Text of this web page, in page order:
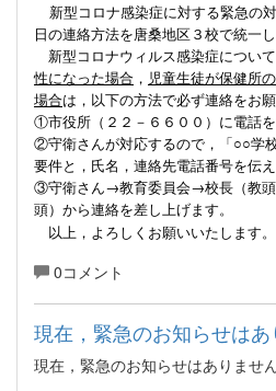
新型コロナ感染症に対する緊急の
日の連絡方法を唐桑地区３校で統一
新型コロナウィルス感染症について
性になった場合 ， 児童生徒が保健所
場合は，以下の方法で必ず連絡をお願
①市役所（２２－６６００）に電話を
②守衛さんが対応するので，「○○学
要件と，氏名，連絡先電話番号を伝え
③守衛さん→教育委員会→校長（教頭
頭）から連絡を差し上げます。
以上，よろしくお願いいたします。
0コメント
現在，緊急のお知らせはあ
現在，緊急のお知らせはありません